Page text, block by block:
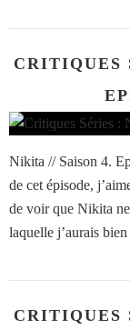
CRITIQUES
Nikita // Saison 4.
de cet épisode,
de voir que Nikita
laquelle j’aurais
CRITIQUES